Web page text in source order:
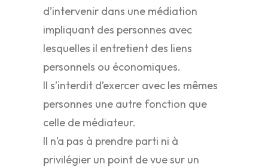
d’intervenir dans une médiation
impliquant des personnes avec
lesquelles il entretient des liens
personnels ou économiques.
Il s’interdit d’exercer avec les mêmes
personnes une autre fonction que
celle de médiateur.
Il n’a pas à prendre parti ni à
privilégier un point de vue sur un